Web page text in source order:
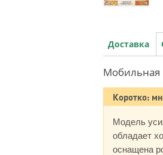
Доставка
Мобильная
Коротко:
Модель
обладает
оснащена